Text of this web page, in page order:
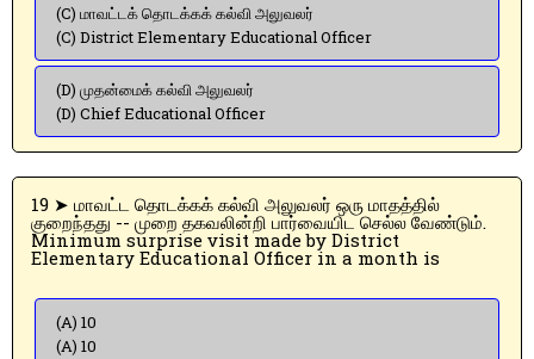
(C) மாவட்டக் தொடக்கக் கல்வி அலுவலர்
(C) District Elementary Educational Officer
(D) முதன்மைக் கல்வி அலுவலர்
(D) Chief Educational Officer
19 ➤ மாவட்ட தொடக்கக் கல்வி அலுவலர் ஒரு மாதத்தில்
குறைந்தது -- முறை தகவலின்றி பார்வையிட செல்ல வேண்டும்.
Minimum surprise visit made by District
Elementary Educational Officer in a month is
(A) 10
(A) 10